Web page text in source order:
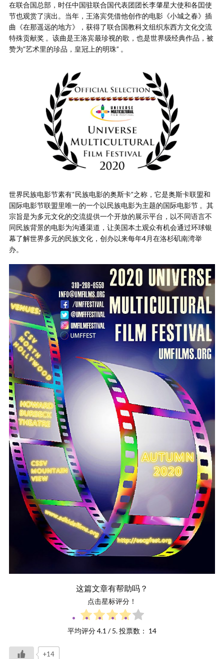
在联合国总部，时任中国驻联合国代表团团长李肇星大使和各囯使
节也观赏了演出。当年，王洛宾凭借他创作的电影《小城之春》插
曲《在那遥远的地方》，获得了联合国教科文组织东西方文化交流
特殊贡献奖 。该曲是王洛宾最珍视的歌，也是世界级经典作品，被
赞为”艺术里的珍品，皇冠上的明珠” 。
世界民族电影节素有“民族电影的奥斯卡”之称，它是奥斯卡联盟和
国际电影节联盟里唯一的一个以民族电影为主题的国际电影节 。其
宗旨是为多元文化的交流提供一个开放的展示平台，以不同语言不
同民族背景的电影为沟通渠道，让美国本土观众有机会通过环球银
幕了解世界多元的民族文化，创办以来每年4月在洛杉矶南湾举
办。
这篇文章有帮助吗？
点击星标评分！
平均评分4.1 / 5. 投票数： 14
+14